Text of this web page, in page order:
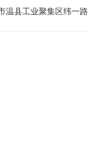
县工业聚集区纬一路